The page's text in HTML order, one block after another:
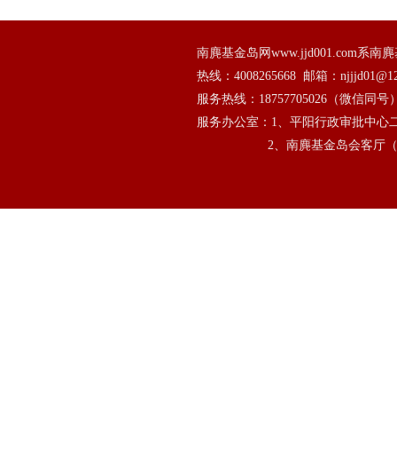
南麂基金岛网www.jjd001.com系南
热线： 4008265668
邮箱：
服务热线： 18757705026 （微信同号
服务办公室：1、平阳行政审批中心
2、南麂